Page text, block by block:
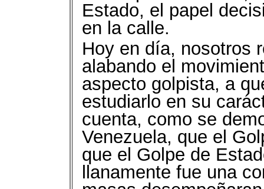
Estado, el papel
en la calle.
Hoy en día, nosotros
alabando el
aspecto golpista, a
estudiarlo en su
cuenta, como se
Venezuela, que el
que el Golpe de
llanamente fue una